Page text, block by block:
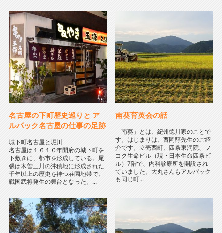
名古屋の下町歴史巡りと ア
ルパック名古屋の仕事の足跡
城下町名古屋と堀川
名古屋は１６１０年開府の城下町を
下敷きに、都市を形成している。尾
張は木曽三川の沖積地に形成された
千年以上の歴史を持つ荘園地帯で、
戦国武将発生の舞台となった。...
南葵育英会の話
「南葵」とは、紀州徳川家のことで
す。はじまりは、西岡醇先生のご紹
介です。立売西町、四条東洞院、フ
コク生命ビル（現・日本生命四条ビ
ル）7階で、内科診療所を開設され
ていました。大丸さんもアルパック
も同じ町...